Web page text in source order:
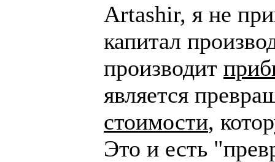
Artashir, я не
капитал
производит
является
стоимости,
Это и есть